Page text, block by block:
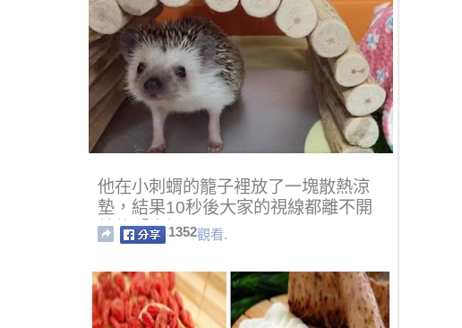
他在小刺蝟的籠子裡放了一塊散熱涼
墊，結果10秒後大家的視線都離不開
牠的「麻糬屁屁」了…
1352觀看.